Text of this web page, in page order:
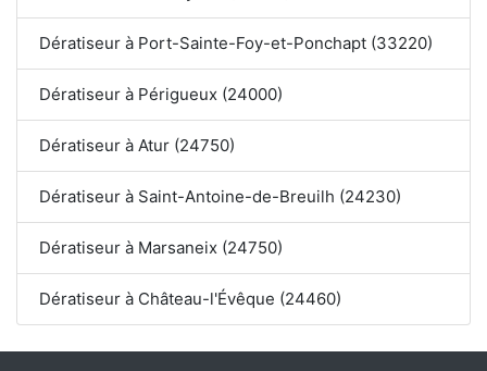
Dératiseur à Port-Sainte-Foy-et-Ponchapt (33220)
Dératiseur à Périgueux (24000)
Dératiseur à Atur (24750)
Dératiseur à Saint-Antoine-de-Breuilh (24230)
Dératiseur à Marsaneix (24750)
Dératiseur à Château-l'Évêque (24460)